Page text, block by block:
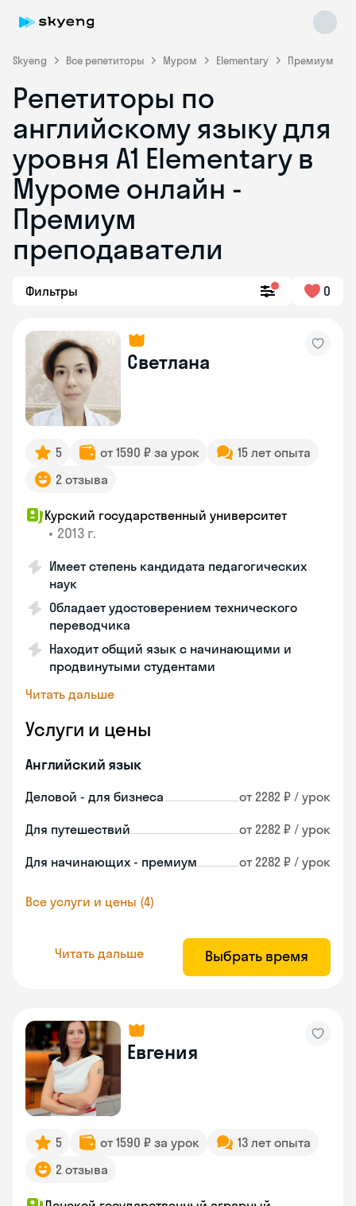
Skyeng Все репетиторы Муром Elementary Премиум
Репетиторы по
английскому языку для
уровня A1 Elementary в
Муроме онлайн -
Премиум
преподаватели
Фильтры 0
Светлана
5 от 1590 ₽ за урок
15 лет опыта
2 отзыва
Курский государственный университет
• 2013 г.
Имеет степень кандидата педагогических
наук
Обладает удостоверением технического
переводчика
Находит общий язык с начинающими и
продвинутыми студентами
Читать дальше
Услуги и цены
Английский язык
Деловой - для бизнеса от 2282 ₽ / урок
Для путешествий от 2282 ₽ / урок
Для начинающих - премиум от 2282 ₽ / урок
Все услуги и цены (4)
Читать дальше Выбрать время
Евгения
5 от 1590 ₽ за урок
13 лет опыта
2 отзыва
Skyeng Chat
online